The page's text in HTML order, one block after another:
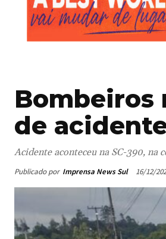
Bombeiros
de
Acidente aconteceu na SC-390, na
Publicado por Imprensa News Sul 16/12/